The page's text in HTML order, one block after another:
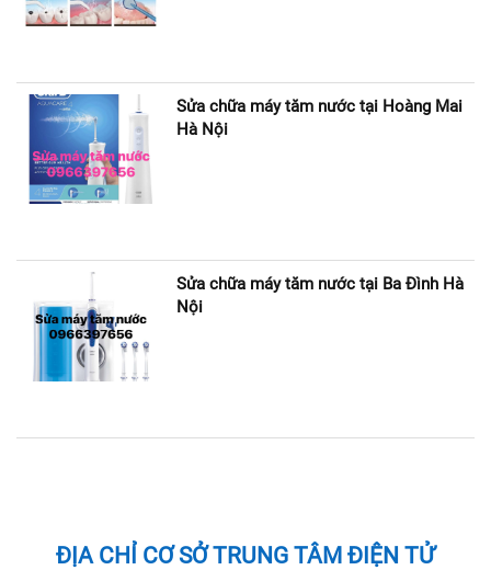
Sửa chữa máy tăm nước tại Hoàng Mai
Hà Nội
Sửa chữa máy tăm nước tại Ba Đình Hà
Nội
ĐỊA CHỈ CƠ SỞ TRUNG TÂM ĐIỆN TỬ